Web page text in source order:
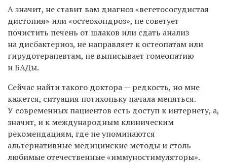
А значит, не ставит вам диагноз «вегетососудистая
дистония» или «остеохондроз», не советует
почистить печень от шлаков или сдать анализ
на дисбактериоз, не направляет к остеопатам или
гирудотерапевтам, не выписывает гомеопатию
и БАДы.
Сейчас найти такого доктора — редкость, но мне
кажется, ситуация потихоньку начала меняться.
У современных пациентов есть доступ к интернету, а,
значит, и к международным клиническим
рекомендациям, где не упоминаются
альтернативные медицинские методы и столь
любимые отечественные «иммуностимуляторы».